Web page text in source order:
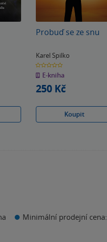
Probuď se ze snu
Karel Spilko
0.0
z
5
hvězdiček
E-kniha
250 Kč
Koupit
Minimální prodejní cena: